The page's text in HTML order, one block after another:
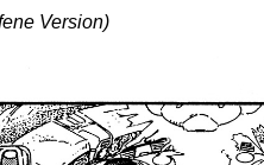
Version)